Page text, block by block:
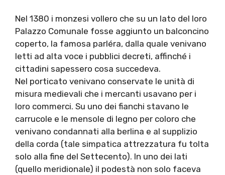
Nel 1380 i monzesi vollero che su un lato del loro
Palazzo Comunale fosse aggiunto un balconcino
coperto, la famosa parléra, dalla quale venivano
letti ad alta voce i pubblici decreti, affinché i
cittadini sapessero cosa succedeva.
Nel porticato venivano conservate le unità di
misura medievali che i mercanti usavano per i
loro commerci. Su uno dei fianchi stavano le
carrucole e le mensole di legno per coloro che
venivano condannati alla berlina e al supplizio
della corda (tale simpatica attrezzatura fu tolta
solo alla fine del Settecento). In uno dei lati
(quello meridionale) il podestà non solo faceva